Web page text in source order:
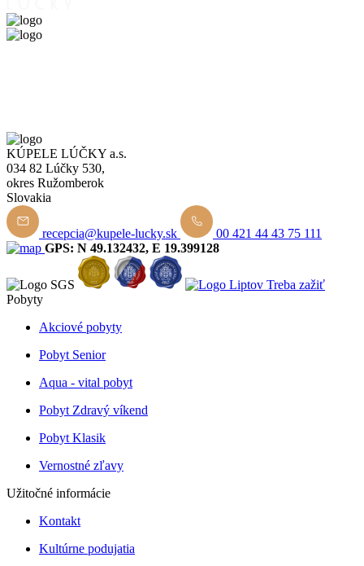
KÚPELE LÚČKY a.s.
034 82 Lúčky 530,
okres Ružomberok
Slovakia
recepcia@kupele-lucky.sk
00 421 44 43 75 111
GPS: N 49.132432, E 19.399128
Pobyty
Akciové pobyty
Pobyt Senior
Aqua - vital pobyt
Pobyt Zdravý víkend
Pobyt Klasik
Vernostné zľavy
Užitočné informácie
Kontakt
Kultúrne podujatia